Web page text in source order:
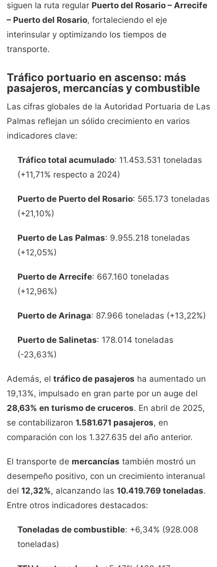
siguen la ruta regular Puerto del Rosario – Arrecife
– Puerto del Rosario, fortaleciendo el eje
interinsular y optimizando los tiempos de
transporte.
Tráfico portuario en ascenso: más
pasajeros, mercancías y combustible
Las cifras globales de la Autoridad Portuaria de Las
Palmas reflejan un sólido crecimiento en varios
indicadores clave:
Tráfico total acumulado: 11.453.531 toneladas
(+11,71% respecto a 2024)
Puerto de Puerto del Rosario: 565.173 toneladas
(+21,10%)
Puerto de Las Palmas: 9.955.218 toneladas
(+12,05%)
Puerto de Arrecife: 667.160 toneladas
(+12,96%)
Puerto de Arinaga: 87.966 toneladas (+13,22%)
Puerto de Salinetas: 178.014 toneladas
(-23,63%)
Además, el tráfico de pasajeros ha aumentado un
19,13%, impulsado en gran parte por un auge del
28,63% en turismo de cruceros. En abril de 2025,
se contabilizaron 1.581.671 pasajeros, en
comparación con los 1.327.635 del año anterior.
El transporte de mercancías también mostró un
desempeño positivo, con un crecimiento interanual
del 12,32%, alcanzando las 10.419.769 toneladas.
Entre otros indicadores destacados:
Toneladas de combustible: +6,34% (928.008
toneladas)